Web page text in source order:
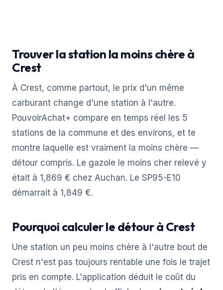
Trouver la station la moins chère à
Crest
À Crest, comme partout, le prix d'un même
carburant change d'une station à l'autre.
PouvoirAchat+ compare en temps réel les 5
stations de la commune et des environs, et te
montre laquelle est vraiment la moins chère —
détour compris. Le gazole le moins cher relevé y
était à 1,869 € chez Auchan. Le SP95-E10
démarrait à 1,849 €.
Pourquoi calculer le détour à Crest
Une station un peu moins chère à l'autre bout de
Crest n'est pas toujours rentable une fois le trajet
pris en compte. L'application déduit le coût du